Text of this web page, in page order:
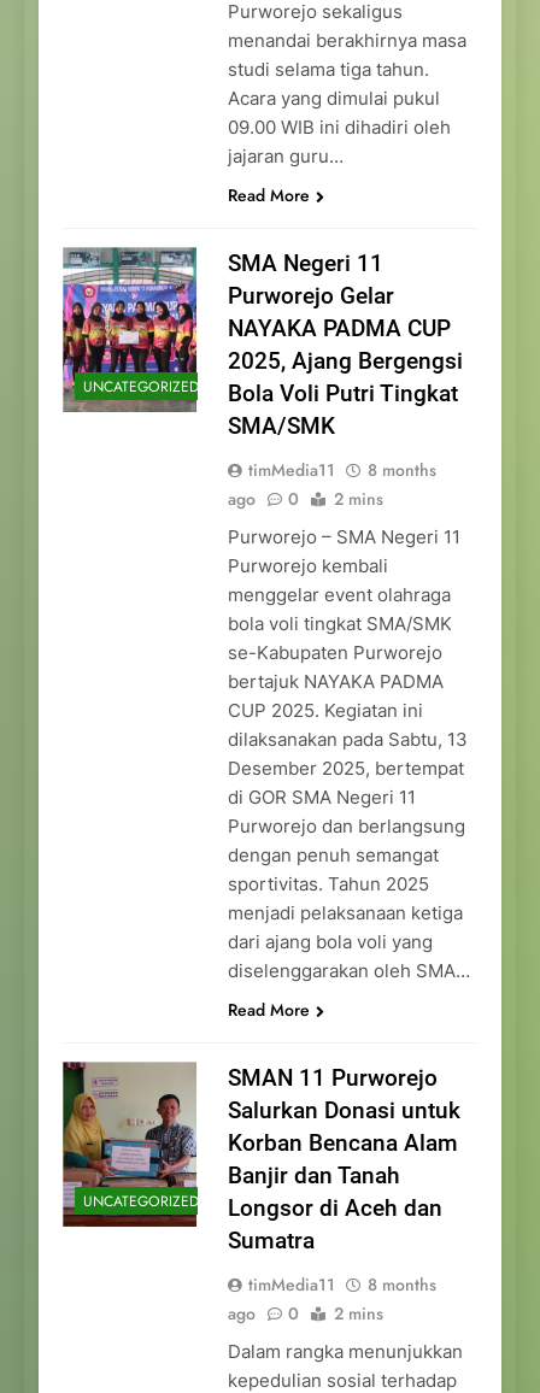
Purworejo sekaligus
menandai berakhirnya masa
studi selama tiga tahun.
Acara yang dimulai pukul
09.00 WIB ini dihadiri oleh
jajaran guru…
Read More
UNCATEGORIZED
SMA Negeri 11
Purworejo Gelar
NAYAKA PADMA CUP
2025, Ajang Bergengsi
Bola Voli Putri Tingkat
SMA/SMK
timMedia11
8 months
ago
0 2 mins
Purworejo – SMA Negeri 11
Purworejo kembali
menggelar event olahraga
bola voli tingkat SMA/SMK
se-Kabupaten Purworejo
bertajuk NAYAKA PADMA
CUP 2025. Kegiatan ini
dilaksanakan pada Sabtu, 13
Desember 2025, bertempat
di GOR SMA Negeri 11
Purworejo dan berlangsung
dengan penuh semangat
sportivitas. Tahun 2025
menjadi pelaksanaan ketiga
dari ajang bola voli yang
diselenggarakan oleh SMA…
Read More
UNCATEGORIZED
SMAN 11 Purworejo
Salurkan Donasi untuk
Korban Bencana Alam
Banjir dan Tanah
Longsor di Aceh dan
Sumatra
timMedia11
8 months
ago
0 2 mins
Dalam rangka menunjukkan
kepedulian sosial terhadap